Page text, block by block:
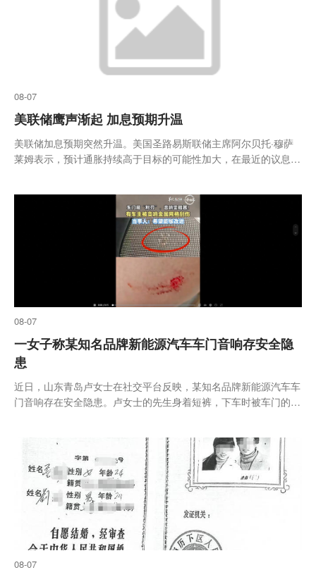
08-07
美联储鹰声渐起 加息预期升温
美联储加息预期突然升温。美国圣路易斯联储主席阿尔贝托·穆萨
莱姆表示，预计通胀持续高于目标的可能性加大，在最近的议息会
08-07
一女子称某知名品牌新能源汽车车门音响存安全隐
患
近日，山东青岛卢女士在社交平台反映，某知名品牌新能源汽车车
门音响存在安全隐患。卢女士的先生身着短裤，下车时被车门的音
08-07